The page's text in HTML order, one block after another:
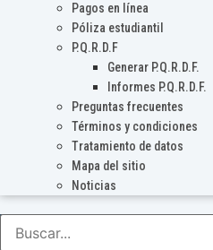
Pagos en línea
Póliza estudiantil
P.Q.R.D.F
Generar P.Q.R.D.F.
Informes P.Q.R.D.F.
Preguntas frecuentes
Términos y condiciones
Tratamiento de datos
Mapa del sitio
Noticias